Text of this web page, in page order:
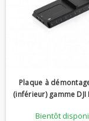
Plaque à
(inférieur) gamme DJI
Bientôt